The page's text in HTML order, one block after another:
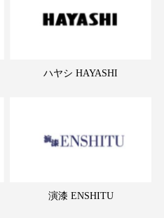
ハヤシ HAYASHI
演漆 ENSHITU